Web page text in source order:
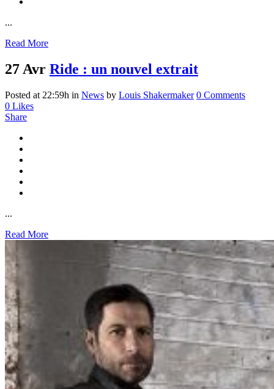
...
Read More
27 Avr Ride : un nouvel extrait
Posted at 22:59h in News by Louis Shakermaker 0 Comments
0 Likes
Share
...
Read More